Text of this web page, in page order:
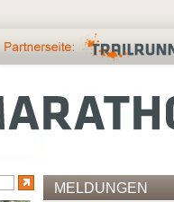
MELDUNGEN